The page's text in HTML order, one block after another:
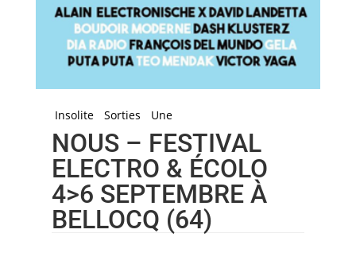
Insolite Sorties Une
NOUS – FESTIVAL
ELECTRO & ÉCOLO
4>6 SEPTEMBRE À
BELLOCQ (64)